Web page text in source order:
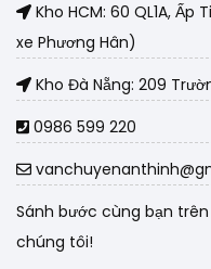
Kho HCM: 60 QL1A, Ấp
xe Phương Hân)
Kho Đà Nẵng: 209
0986 599 220
Sánh bước cùng bạn
chúng tôi!